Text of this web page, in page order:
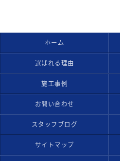
ホーム
選ばれる理由
施工事例
お問い合わせ
スタッフブログ
サイトマップ